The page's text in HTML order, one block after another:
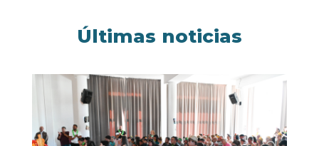
Últimas noticias